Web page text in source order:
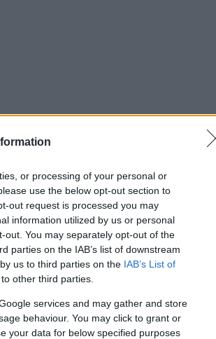
or processing of your personal or
use the below opt-out section to
out request is processed you may
information utilized by us or personal
You may separately opt-out of the
parties on the IAB’s list of downstream
us to third parties on the IAB’s List of
other third parties.
services and may gather and store
behaviour. You may click to grant or
your data for below specified purposes
993 µ., η πανοραμική
ενώ το βλέµµα